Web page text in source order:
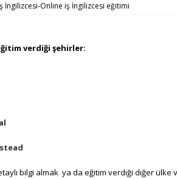
İngilizcesi-Online iş İngilizcesi eğitimi
verdiği şehirler:
bilgi almak ya da eğitim verdiği diğer ülke